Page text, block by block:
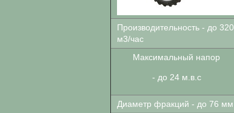
Производительность - до 320
м3/час
Максимальный напор
- до 24 м.в.с
Диаметр фракций - до 76 мм